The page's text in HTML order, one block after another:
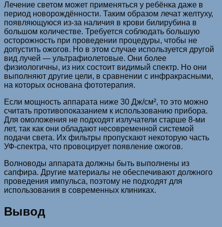
Лечение светом может применяться у ребёнка даже в
период новорождённости. Таким образом лечат желтуху,
появляющуюся из-за наличия в крови билирубина в
большом количестве. Требуется соблюдать большую
осторожность при проведении процедуры, чтобы не
допустить ожогов. Но в этом случае используется другой
вид лучей — ультрафиолетовые. Они более
физиологичны, из них состоит видимый спектр. Но они
выполняют другие цели, в сравнении с инфракрасными,
на которых основана фототерапия.
Если мощность аппарата ниже 30 Дж/см², то это можно
считать противопоказанием к использованию прибора.
Для омоложения не подходят излучатели старше 8-ми
лет, так как они обладают несовременной системой
подачи света. Их фильтры пропускают некоторую часть
УФ-спектра, что провоцирует появление ожогов.
Волноводы аппарата должны быть выполнены из
сапфира. Другие материалы не обеспечивают должного
проведения импульса, поэтому не подходят для
использования в современных клиниках.
Вывод